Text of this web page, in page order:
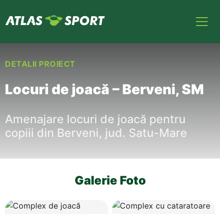
DETALII PROIECT
Locuri de joacă – Berveni, SM
Amenajare locuri de joacă pentru
copiii din Berveni, jud. Satu-Mare
Galerie Foto